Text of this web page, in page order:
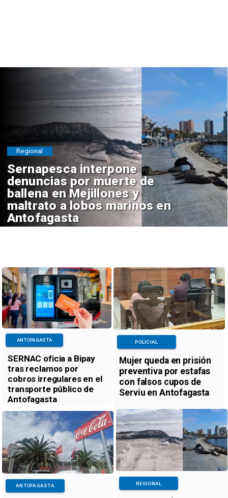
Sernapesca interpone
denuncias por muerte de
ballena en Mejillones y
maltrato a lobos marinos en
Antofagasta
Regional
SERNAC oficia a Bipay
tras reclamos por
cobros irregulares en el
transporte público de
Antofagasta
ANTOFAGASTA
Mujer queda en prisión
preventiva por estafas
con falsos cupos de
Serviu en Antofagasta
POLICIAL
ANTOFAGASTA REGIONAL